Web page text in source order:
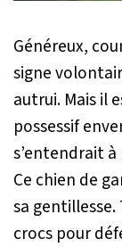
Généreux,
signe
autrui. Mais il
possessif
s’entendrait
Ce chien de
sa
crocs pour